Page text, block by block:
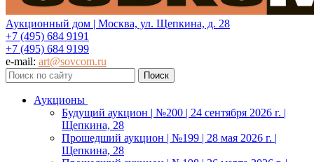
Аукционный дом | Москва, ул. Щепкина, д. 28
+7 (495) 684 9191
+7 (495) 684 9199
e-mail: art@sovcom.ru
Аукционы
Будущий аукцион | №200 | 24 сентября 2026 г. |
Щепкина, 28
Прошедший аукцион | №199 | 28 мая 2026 г. |
Щепкина, 28